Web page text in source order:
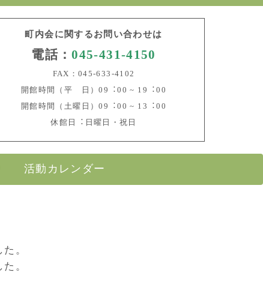
町内会に関するお問い合わせは
電話：045-431-4150
FAX：045-633-4102
開館時間（平 日）09︓00 ~ 19︓00
開館時間（土曜日）09︓00 ~ 13︓00
休館日︓日曜日・祝日
活動カレンダー
。
。